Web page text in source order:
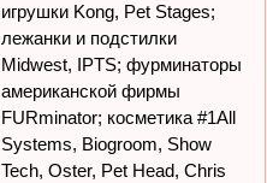
игрушки Kong, Pet Stages;
лежанки и подстилки
Midwest, IPTS; фурминаторы
американской фирмы
FURminator; косметика #1All
Systems, Biogroom, Show
Tech, Oster, Pet Head, Chris